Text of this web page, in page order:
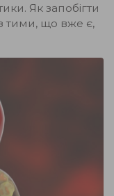
Як запобігти
тими, що вже є,